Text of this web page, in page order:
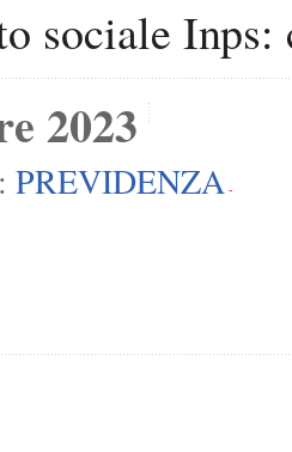
sociale
2023
PREVIDENZA -